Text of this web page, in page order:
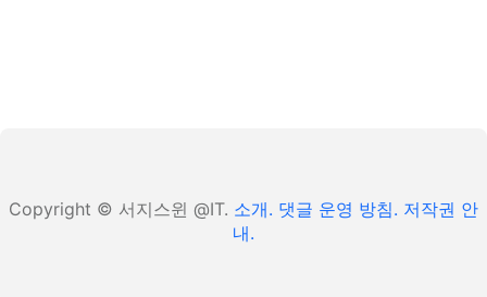
Copyright © 서지스윈 @IT. 소개. 댓글 운영 방침. 저작권 안
내.